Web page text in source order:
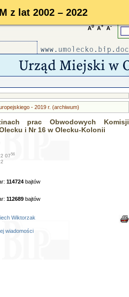
z lat 2002 – 2022
A0 A+ A-
- 2019 r. (archiwum)
prac Obwodowych Komisji
i Nr 16 w Olecku-Kolonii
0756
114724bajtów
112689bajtów
Wiktorzak
wiadomości